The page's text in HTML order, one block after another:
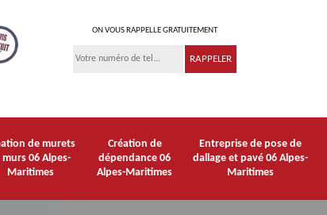
ON VOUS RAPPELLE GRATUITEMENT
de murets
06 Alpes-
Maritimes
Création de
dépendance 06
Alpes-Maritimes
Entreprise de pose de
dallage et pavé 06 Alpes-
Maritimes